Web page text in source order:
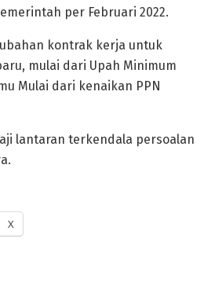
per Februari 2022.
kontrak kerja untuk
mulai dari Upah Minimum
Mulai dari kenaikan PPN
lantaran terkendala persoalan
X